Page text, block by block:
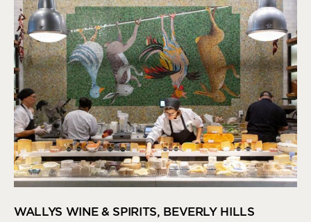
WALLYS WINE & SPIRITS, BEVERLY HILLS